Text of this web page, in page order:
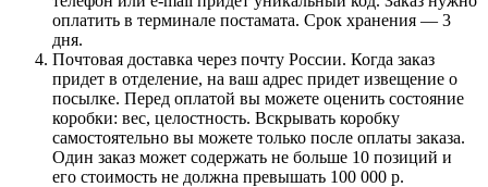
оплатить в терминале постамата. Срок хранения — 3
дня.
Почтовая доставка через почту России. Когда заказ
придет в отделение, на ваш адрес придет извещение о
посылке. Перед оплатой вы можете оценить состояние
коробки: вес, целостность. Вскрывать коробку
самостоятельно вы можете только после оплаты заказа.
Один заказ может содержать не больше 10 позиций и
его стоимость не должна превышать 100 000 р.